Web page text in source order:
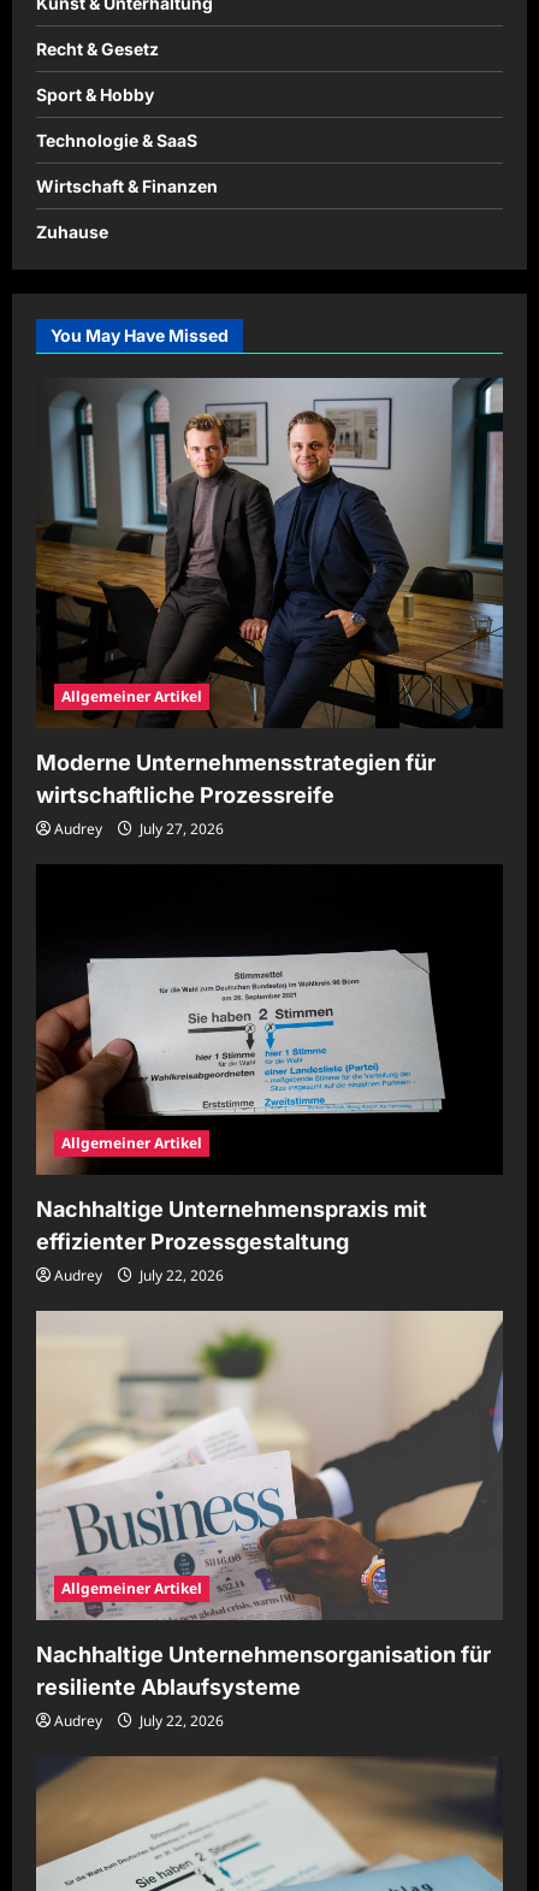
Recht & Gesetz
Sport & Hobby
Technologie & SaaS
Wirtschaft & Finanzen
Zuhause
You May Have Missed
Allgemeiner Artikel
Moderne Unternehmensstrategien für
wirtschaftliche Prozessreife
Audrey July 27, 2026
Allgemeiner Artikel
Nachhaltige Unternehmenspraxis mit
effizienter Prozessgestaltung
Audrey July 22, 2026
Allgemeiner Artikel
Nachhaltige Unternehmensorganisation für
resiliente Ablaufsysteme
Audrey July 22, 2026